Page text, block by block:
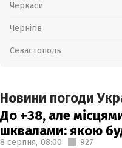
Черкаси
Чернігів
Севастополь
Новини погоди
До +38, але
шквалами: якою
8 серпня, 08:00 927